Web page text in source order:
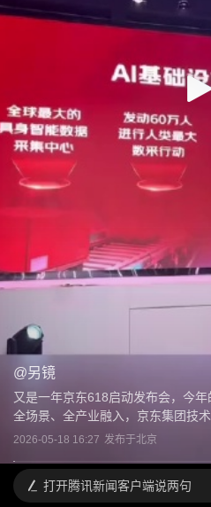
@另镜
又是一年京东618启动发布会，今
全场景、全产业融入，京东集团技术
2026-05-18 16:27 发布于北京
打开腾讯新闻客户端说两句